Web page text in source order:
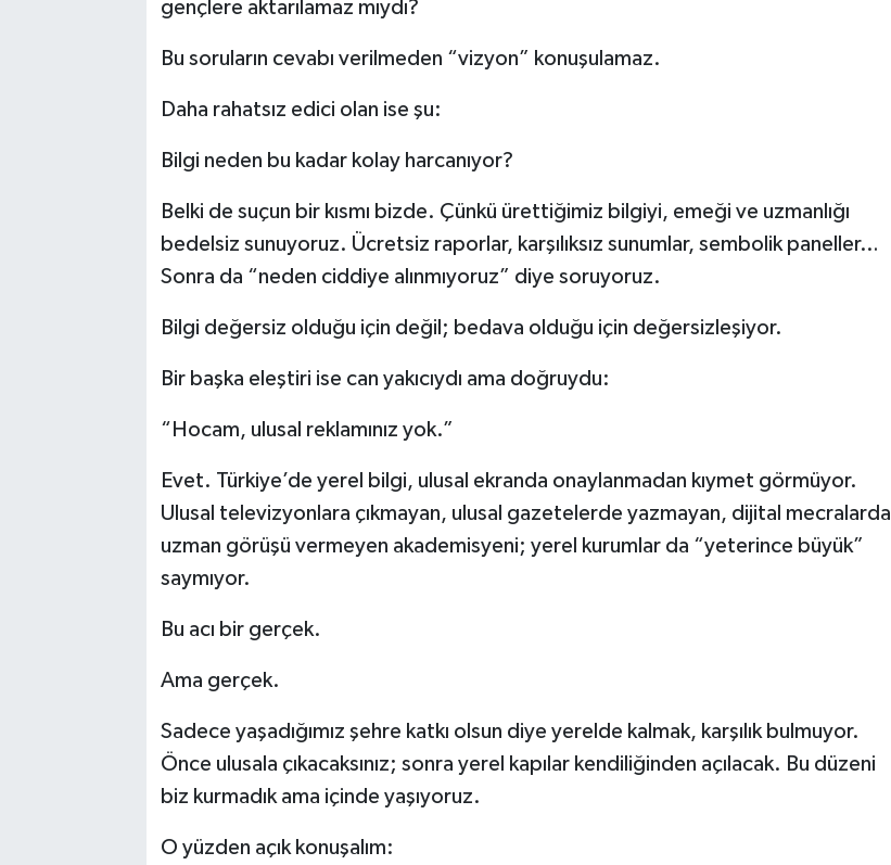
gençlere aktarılamaz mıydı?
Bu soruların cevabı verilmeden “vizyon” konuşulamaz.
Daha rahatsız edici olan ise şu:
Bilgi neden bu kadar kolay harcanıyor?
Belki de suçun bir kısmı bizde. Çünkü ürettiğimiz bilgiyi, emeği ve uzmanlığı
bedelsiz sunuyoruz. Ücretsiz raporlar, karşılıksız sunumlar, sembolik paneller…
Sonra da “neden ciddiye alınmıyoruz” diye soruyoruz.
Bilgi değersiz olduğu için değil; bedava olduğu için değersizleşiyor.
Bir başka eleştiri ise can yakıcıydı ama doğruydu:
“Hocam, ulusal reklamınız yok.”
Evet. Türkiye’de yerel bilgi, ulusal ekranda onaylanmadan kıymet görmüyor.
Ulusal televizyonlara çıkmayan, ulusal gazetelerde yazmayan, dijital mecralarda
uzman görüşü vermeyen akademisyeni; yerel kurumlar da “yeterince büyük”
saymıyor.
Bu acı bir gerçek.
Ama gerçek.
Sadece yaşadığımız şehre katkı olsun diye yerelde kalmak, karşılık bulmuyor.
Önce ulusala çıkacaksınız; sonra yerel kapılar kendiliğinden açılacak. Bu düzeni
biz kurmadık ama içinde yaşıyoruz.
O yüzden açık konuşalım: